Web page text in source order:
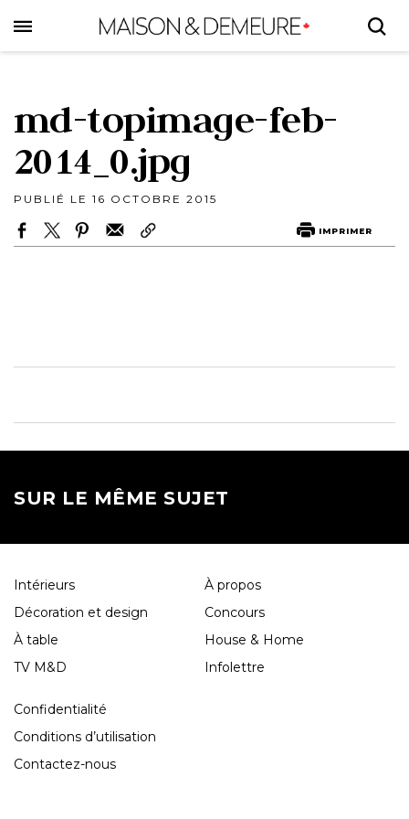
to
main
md-topimage-feb-
2014_0.jpg
PUBLIÉ LE 16 OCTOBRE 2015
IMPRIMER
SUR LE MÊME SUJET
Intérieurs
Décoration et design
À table
TV M&D
À propos
Concours
House & Home
Infolettre
Confidentialité
Conditions d’utilisation
Contactez-nous